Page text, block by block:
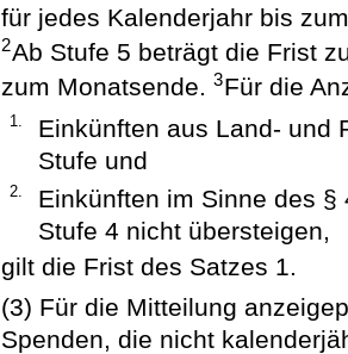
für jedes Kalenderjahr bis
2Ab Stufe 5 beträgt die Frist
zum Monatsende.3Für die
1.
Einkünften aus Land- und
Stufe und
2.
Einkünften im Sinne des
Stufe 4 nicht übersteigen,
gilt die Frist des Satzes 1.
(3) Für die Mitteilung
Spenden, die nicht